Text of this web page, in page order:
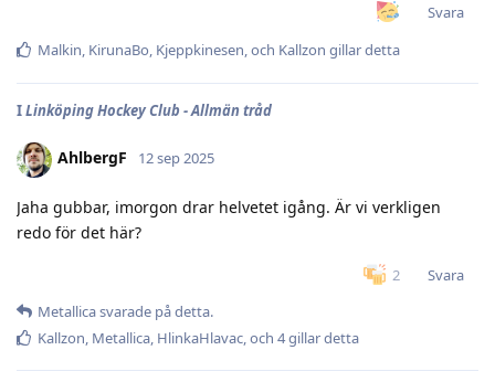
Svara
Malkin KirunaBo Kjeppkinesen , och Kallzon gillar detta
ILinköping Hockey Club - Allmän tråd
AhlbergF 12 sep 2025
Jaha gubbar, imorgon drar helvetet igång. Är vi verkligen
redo för det här?
2
Svara
Metallicasvarade på detta.
Kallzon, Metallica, HlinkaHlavac, och 4gillar detta